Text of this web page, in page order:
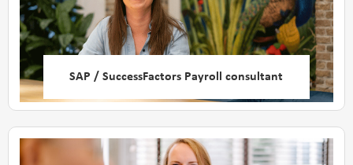
SAP / SuccessFactors Payroll consultant